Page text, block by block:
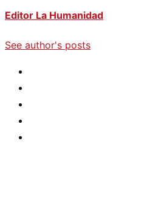
Editor La Humanidad
See author's posts